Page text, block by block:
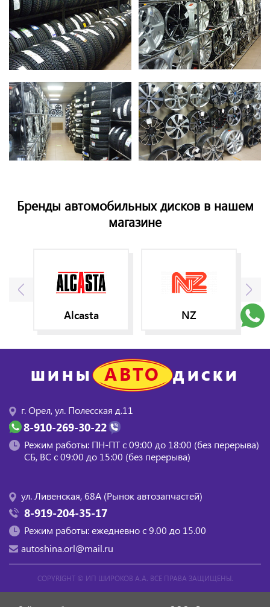
Бренды автомобильных дисков в нашем
магазине
Alcasta NZ
ШИНЫ АВТО ДИСКИ
г. Орел, ул. Полесская д.11
8-910-269-30-22
Режим работы: ПН-ПТ с 09:00 до 18:00 (без перерыва)
СБ, BC с 09:00 до 15:00 (без перерыва)
ул. Ливенская, 68А (Рынок автозапчастей)
8-919-204-35-17
Режим работы: ежедневно с 9.00 до 15.00
autoshina.orl@mail.ru
COPYRIGHT © ИП ШИРОКОВ А.А. ВСЕ ПРАВА ЗАЩИЩЕНЫ.